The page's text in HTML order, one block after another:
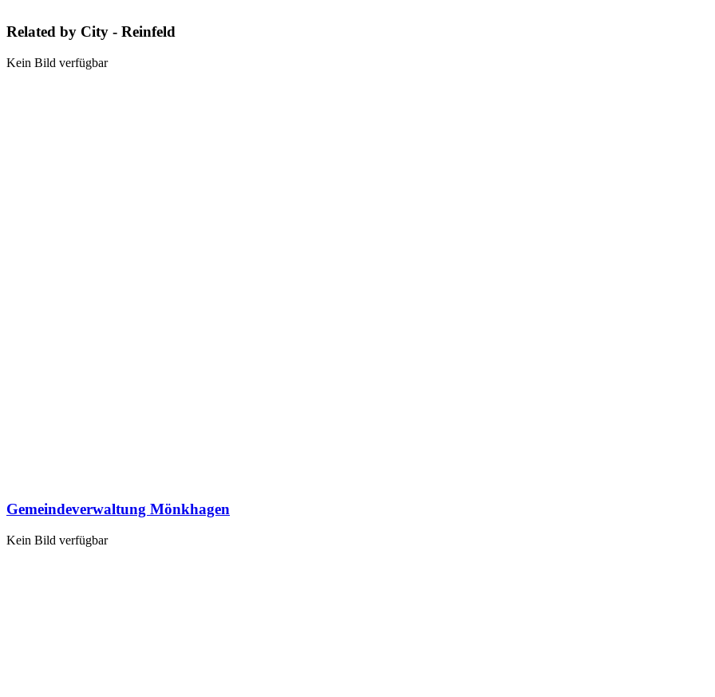
Related by City - Reinfeld
Kein Bild verfügbar
Gemeindeverwaltung Mönkhagen
Kein Bild verfügbar